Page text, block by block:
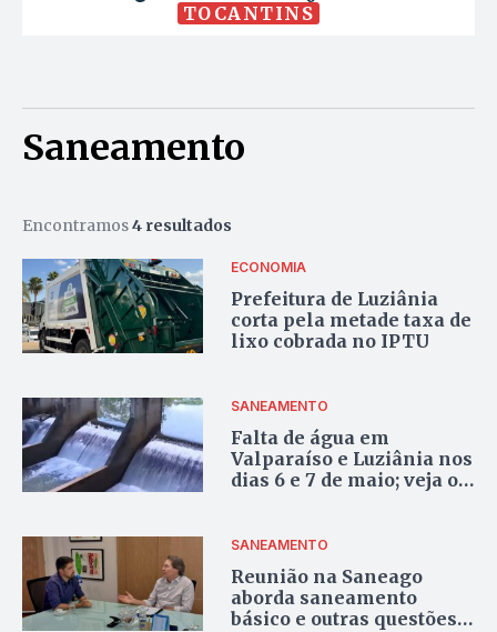
TOCANTINS
Saneamento
Encontramos4 resultados
ECONOMIA
Prefeitura de Luziânia
corta pela metade taxa de
lixo cobrada no IPTU
SANEAMENTO
Falta de água em
Valparaíso e Luziânia nos
dias 6 e 7 de maio; veja os
SANEAMENTO
Reunião na Saneago
aborda saneamento
básico e outras questões